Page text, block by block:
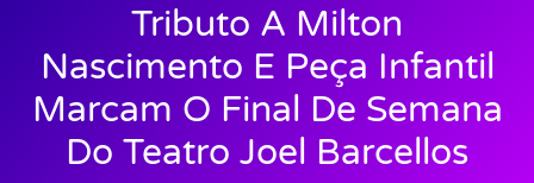
Tributo A Milton
Nascimento E Peça Infantil
Marcam O Final De Semana
Do Teatro Joel Barcellos